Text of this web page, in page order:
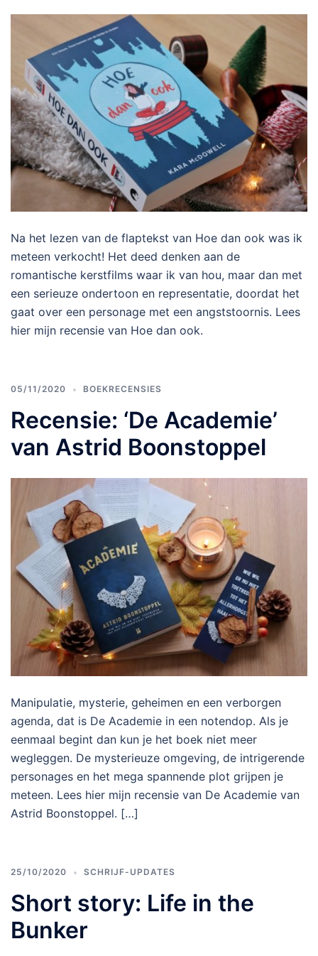
Na het lezen van de flaptekst van Hoe dan ook was ik
meteen verkocht! Het deed denken aan de
romantische kerstfilms waar ik van hou, maar dan met
een serieuze ondertoon en representatie, doordat het
gaat over een personage met een angststoornis. Lees
hier mijn recensie van Hoe dan ook.
05/11/2020 BOEKRECENSIES
Recensie: ‘De Academie’
van Astrid Boonstoppel
Manipulatie, mysterie, geheimen en een verborgen
agenda, dat is De Academie in een notendop. Als je
eenmaal begint dan kun je het boek niet meer
wegleggen. De mysterieuze omgeving, de intrigerende
personages en het mega spannende plot grijpen je
meteen. Lees hier mijn recensie van De Academie van
Astrid Boonstoppel. […]
25/10/2020 SCHRIJF-UPDATES
Short story: Life in the
Bunker